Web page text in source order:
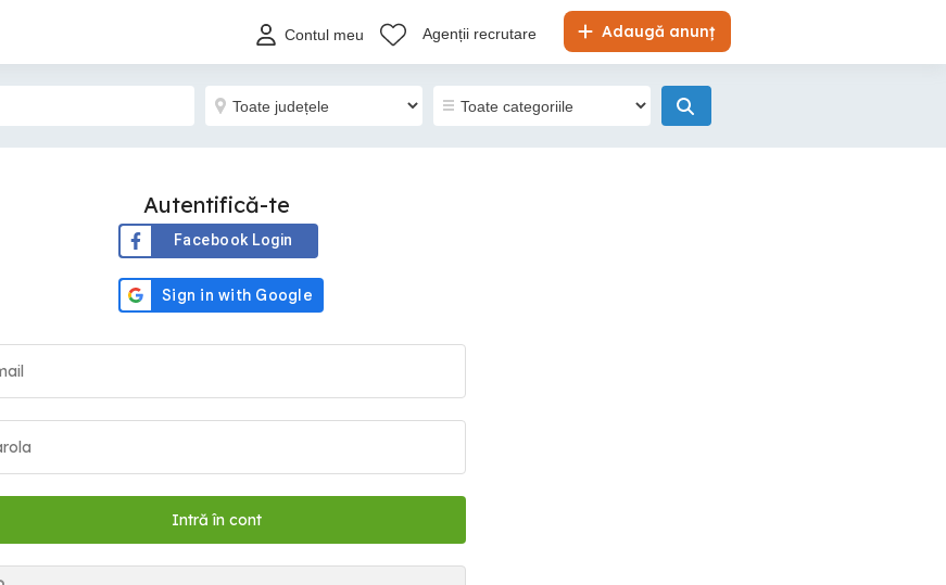
Adaugă anunț
Contul meu Agenții recrutare
Autentifică-te
Facebook Login